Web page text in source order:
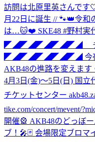
訪問は北原里英さんです
月22日に誕生 // 🐾👑令
は…🐱❤️ SKE48 #野村実
◤◢◤◢◤◢◤◢◤◢ チケ
◤◢◤◢◤◢◤◢◤◢ 今夜の
AKB48の進路を変えます
4月3日(金)〜5日(日) 国
チケットセンター
tike.com/concert/mevent/
開催🎡 AKB48のどっぼ
ブ！🎤🃏 会場限定ブロマ